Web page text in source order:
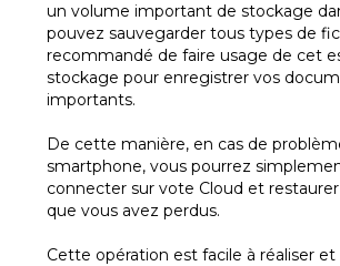
un volume important de stockage
pouvez sauvegarder tous types de
recommandé de faire usage de cet
stockage pour enregistrer vos
importants.
De cette manière, en cas de
smartphone, vous pourrez
connecter sur vote Cloud et
que vous avez perdus.
Cette opération est facile à réaliser